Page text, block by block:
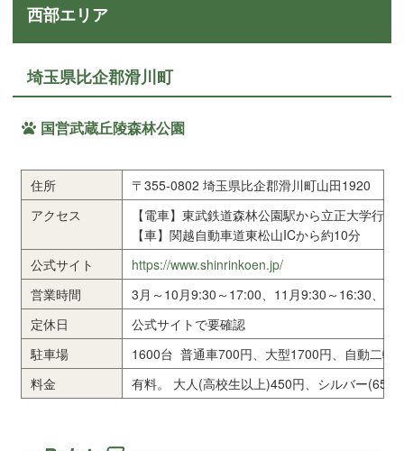
西部エリア
埼玉県比企郡滑川町
国営武蔵丘陵森林公園
住所
〒355-0802 埼玉県比企郡滑川町山田1920
アクセス
【電車】東武鉄道森林公園駅から立正大学行
【車】関越自動車道東松山ICから約10分
公式サイト
https://www.shinrinkoen.jp/
営業時間
3月～10月9:30～17:00、11月9:30～16:30、12
定休日
公式サイトで要確認
駐車場
1600台 普通車700円、大型1700円、自動二輪
料金
有料。 大人(高校生以上)450円、シルバー(65